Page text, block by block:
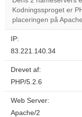
Kodningssproget er
placeringen på
IP:
83.221.140.34
Drevet af:
PHP/5.2.6
Web Server:
Apache/2